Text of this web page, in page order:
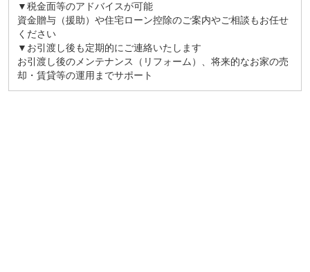
▼税金面等のアドバイスが可能
資金贈与（援助）や住宅ローン控除のご案内やご相談もお任せ
ください
▼お引渡し後も定期的にご連絡いたします
お引渡し後のメンテナンス（リフォーム）、将来的なお家の売
却・賃貸等の運用までサポート